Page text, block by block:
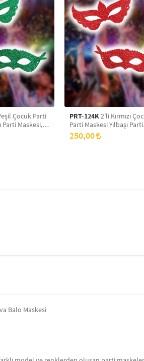
Çocuk Parti
Parti Maskesi,
Doğum
Simli Eva
PRT-124K2'li Kırmızı
Parti Maskesi Yılbaşı Parti
Maskesi, Yeni Yıl Aksesuarı,
Doğum Günü Parti
250,00
Balo Maskesi